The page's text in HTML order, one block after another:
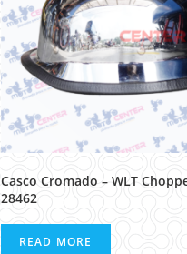
Casco Cromado – WLT
28462
READ MORE